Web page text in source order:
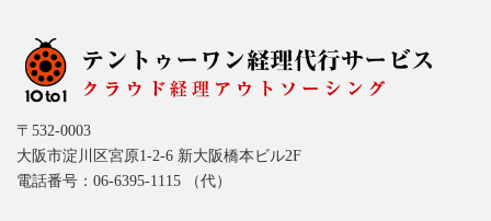
〒532-0003
大阪市淀川区宮原1-2-6 新大阪橋本ビル2F
電話番号：06-6395-1115 （代）